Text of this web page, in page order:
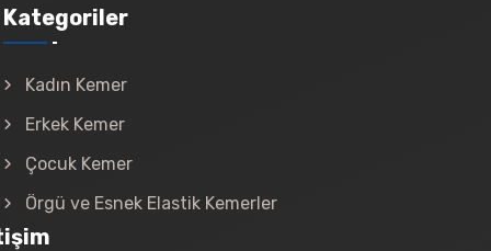
Kategoriler
Kadın Kemer
Erkek Kemer
Çocuk Kemer
Örgü ve Esnek Elastik Kemerler